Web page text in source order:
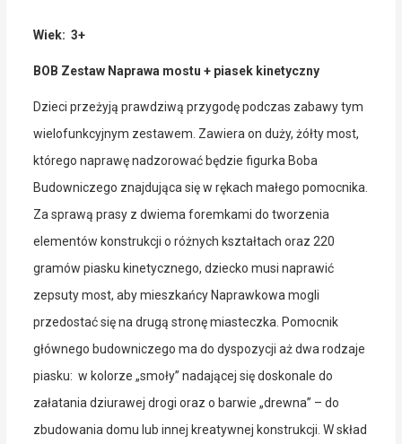
Wiek: 3+
BOB Zestaw Naprawa mostu + piasek kinetyczny
Dzieci przeżyją prawdziwą przygodę podczas zabawy tym
wielofunkcyjnym zestawem. Zawiera on duży, żółty most,
którego naprawę nadzorować będzie figurka Boba
Budowniczego znajdująca się w rękach małego pomocnika.
Za sprawą prasy z dwiema foremkami do tworzenia
elementów konstrukcji o różnych kształtach oraz 220
gramów piasku kinetycznego, dziecko musi naprawić
zepsuty most, aby mieszkańcy Naprawkowa mogli
przedostać się na drugą stronę miasteczka. Pomocnik
głównego budowniczego ma do dyspozycji aż dwa rodzaje
piasku: w kolorze „smoły” nadającej się doskonale do
załatania dziurawej drogi oraz o barwie „drewna” – do
zbudowania domu lub innej kreatywnej konstrukcji. W skład